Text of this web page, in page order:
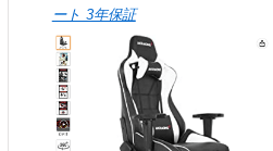
ート 3年保証